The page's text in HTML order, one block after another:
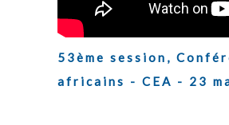
53ème session,
africains - CEA - 23